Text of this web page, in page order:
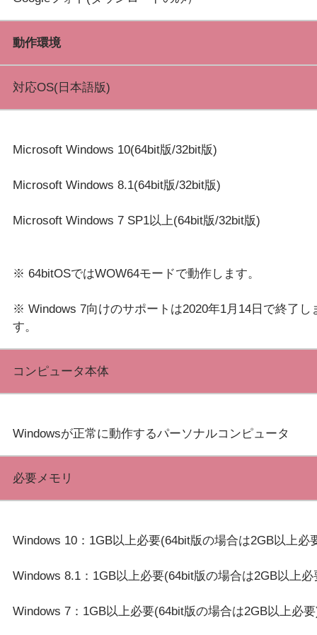
動作環境
対応OS(日本語版)
Microsoft Windows 10(64bit版/32bit版)
Microsoft Windows 8.1(64bit版/32bit版)
Microsoft Windows 7 SP1以上(64bit版/32bit版)
※ 64bitOSではWOW64モードで動作します。
※ Windows 7向けのサポートは2020年1月14日で終了し
コンピュータ本体
必要メモリ
Windows 10：1GB以上必要(64bit版の場合は2GB以上必
Windows 8.1：1GB以上必要(64bit版の場合は2GB以上必
Windows 7：1GB以上必要(64bit版の場合は2GB以上必